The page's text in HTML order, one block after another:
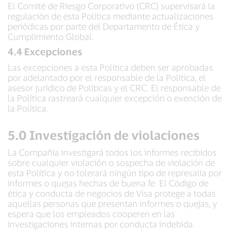
El Comité de Riesgo Corporativo (CRC) supervisará la
regulación de esta Política mediante actualizaciones
periódicas por parte del Departamento de Ética y
Cumplimiento Global.
4.4 Excepciones
Las excepciones a esta Política deben ser aprobadas
por adelantado por el responsable de la Política, el
asesor jurídico de Políticas y el CRC. El responsable de
la Política rastreará cualquier excepción o exención de
la Política.
5.0 Investigación de violaciones
La Compañía investigará todos los informes recibidos
sobre cualquier violación o sospecha de violación de
esta Política y no tolerará ningún tipo de represalia por
informes o quejas hechas de buena fe. El Código de
ética y conducta de negocios de Visa protege a todas
aquellas personas que presentan informes o quejas, y
espera que los empleados cooperen en las
investigaciones internas por conducta indebida.